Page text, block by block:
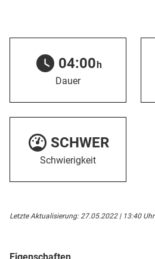
04:00h
Dauer
SCHWER
Schwierigkeit
Letzte Aktualisierung: 27.05.2022 | 13:40 Uhr